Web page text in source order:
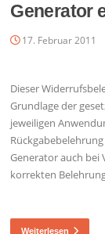
Generator
17. Februar 2011
Dieser
Grundlage der
jeweiligen
Generator auch bei
korrekten
Weiterlesen